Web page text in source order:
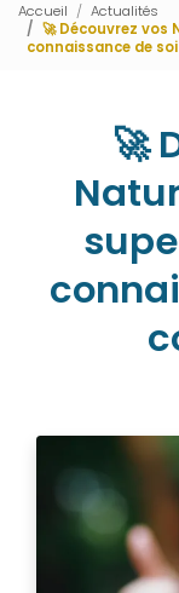
Accueil
Actualités
🚀 Découvrez vos
connaissance de
🚀